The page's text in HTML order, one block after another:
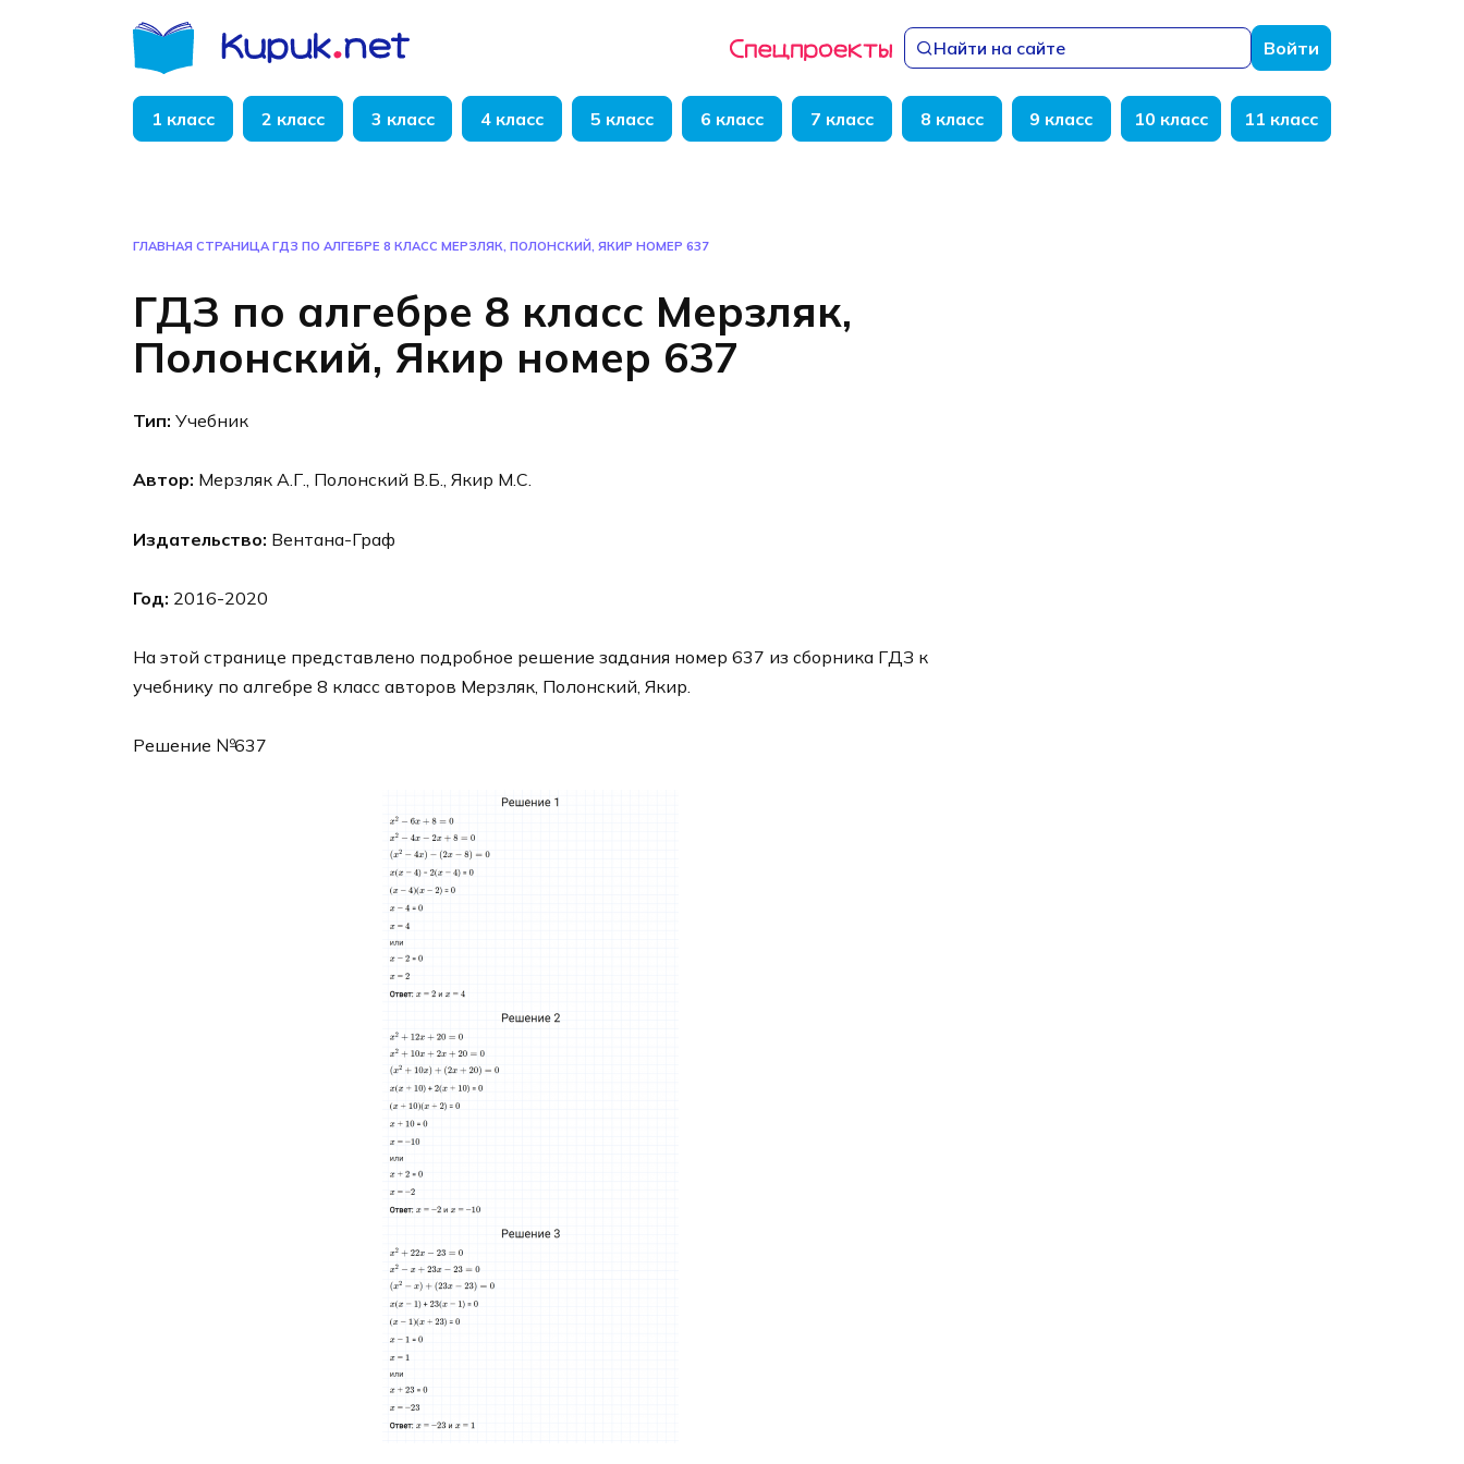
Найти на сайте Войти
1 класс 2 класс 3 класс 4 класс 5 класс 6 класс 7 класс 8 класс 9 класс 10 класс 11 класс
ГЛАВНАЯ СТРАНИЦА ГДЗ ПО АЛГЕБРЕ 8 КЛАСС МЕРЗЛЯК, ПОЛОНСКИЙ, ЯКИР НОМЕР 637
ГДЗ по алгебре 8 класс Мерзляк,
Полонский, Якир номер 637
Тип: Учебник
Автор: Мерзляк А.Г., Полонский В.Б., Якир М.С.
Издательство: Вентана-Граф
Год: 2016-2020
На этой странице представлено подробное решение задания номер 637 из сборника ГДЗ к
учебнику по алгебре 8 класс авторов Мерзляк, Полонский, Якир.
Решение №637